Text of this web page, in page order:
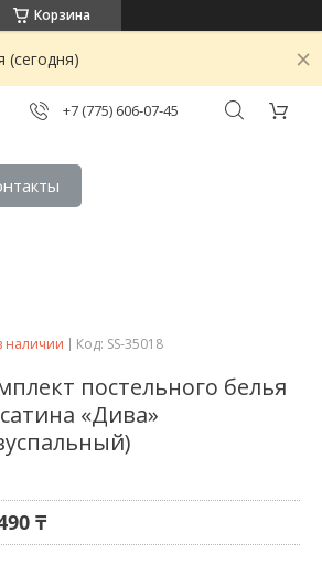
Корзина
+7 (775) 606-07-45
наличии Код: SS-35018
постельного белья
«Дива»
₸